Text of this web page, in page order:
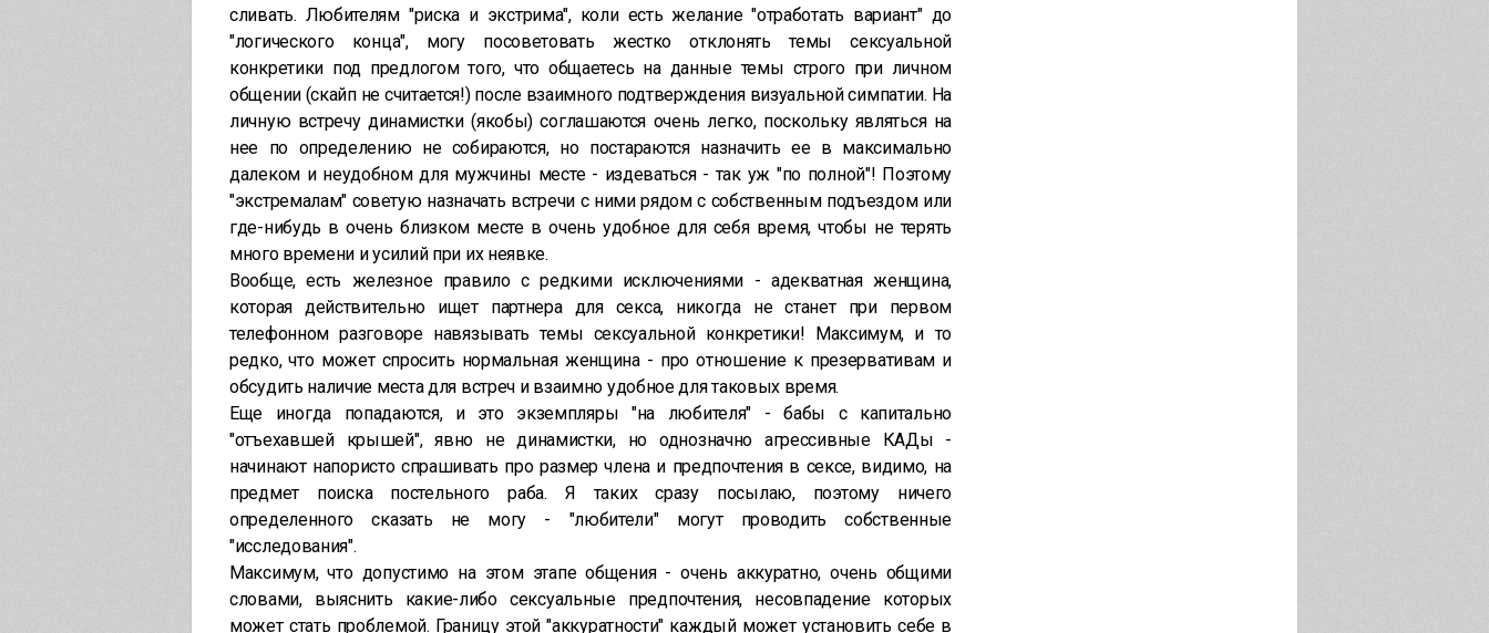
сливать. Любителям "риска и экстрима", коли есть желание "отработать вариант" до
"логического конца", могу посоветовать жестко отклонять темы сексуальной
конкретики под предлогом того, что общаетесь на данные темы строго при личном
общении (скайп не считается!) после взаимного подтверждения визуальной симпатии. На
личную встречу динамистки (якобы) соглашаются очень легко, поскольку являться на
нее по определению не собираются, но постараются назначить ее в максимально
далеком и неудобном для мужчины месте - издеваться - так уж "по полной"! Поэтому
"экстремалам" советую назначать встречи с ними рядом с собственным подъездом или
где-нибудь в очень близком месте в очень удобное для себя время, чтобы не терять
много времени и усилий при их неявке.
Вообще, есть железное правило с редкими исключениями - адекватная женщина,
которая действительно ищет партнера для секса, никогда не станет при первом
телефонном разговоре навязывать темы сексуальной конкретики! Максимум, и то
редко, что может спросить нормальная женщина - про отношение к презервативам и
обсудить наличие места для встреч и взаимно удобное для таковых время.
Еще иногда попадаются, и это экземпляры "на любителя" - бабы с капитально
"отъехавшей крышей", явно не динамистки, но однозначно агрессивные КАДы -
начинают напористо спрашивать про размер члена и предпочтения в сексе, видимо, на
предмет поиска постельного раба. Я таких сразу посылаю, поэтому ничего
определенного сказать не могу - "любители" могут проводить собственные
"исследования".
Максимум, что допустимо на этом этапе общения - очень аккуратно, очень общими
словами, выяснить какие-либо сексуальные предпочтения, несовпадение которых
может стать проблемой. Границу этой "аккуратности" каждый может установить себе в